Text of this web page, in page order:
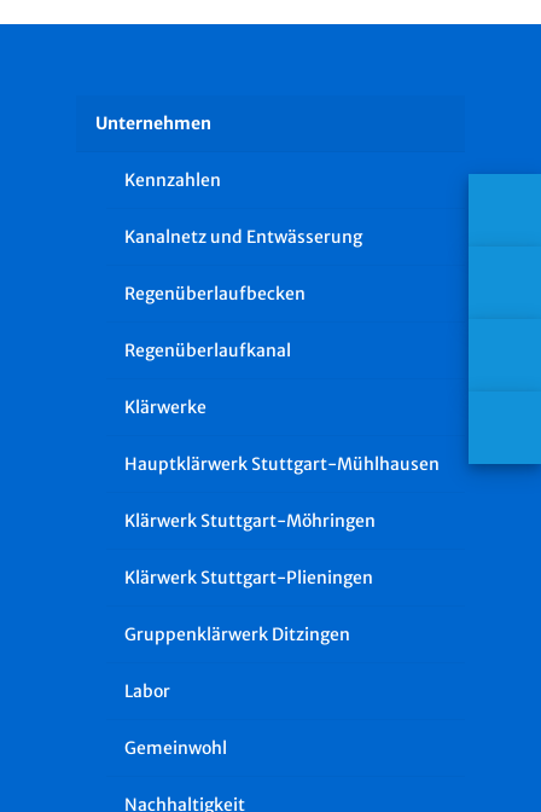
Unternehmen
Kennzahlen
Kanalnetz und Entwässerung
Regenüberlaufbecken
Regenüberlaufkanal
Klärwerke
Hauptklärwerk Stuttgart-Mühlhausen
Klärwerk Stuttgart-Möhringen
Klärwerk Stuttgart-Plieningen
Gruppenklärwerk Ditzingen
Labor
Gemeinwohl
Nachhaltigkeit